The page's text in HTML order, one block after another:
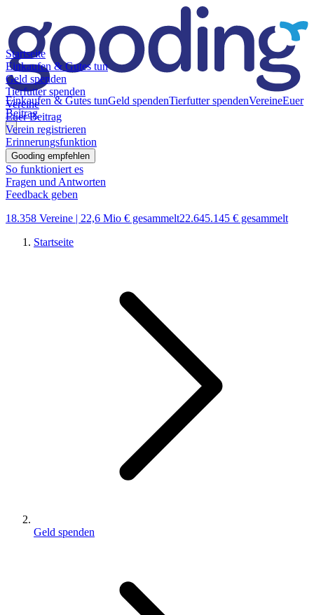
Einkaufen & Gutes tunGeld spendenTierfutter spendenVereineEuer
Beitrag
Startseite
Einkaufen & Gutes tun
Geld spenden
Tierfutter spenden
Vereine
Euer Beitrag
Verein registrieren
Erinnerungsfunktion
Gooding empfehlen
So funktioniert es
Fragen und Antworten
Feedback geben
18.358 Vereine | 22,6 Mio € gesammelt22.645.145 € gesammelt
Startseite
Geld spenden